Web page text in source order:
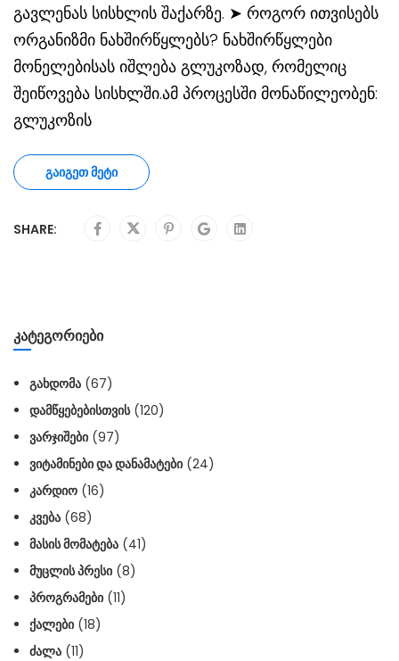
გავლენას სისხლის შაქარზე. ➤ როგორ ითვისებს
ორგანიზმი ნახშირწყლებს? ნახშირწყლები
მონელებისას იშლება გლუკოზად, რომელიც
შეიწოვება სისხლში.ამ პროცესში მონაწილეობენ:
გლუკოზის
ᲒᲐᲘᲒᲔᲗ ᲛᲔᲢᲘ
SHARE:
ᲙᲐᲢᲔᲒᲝᲠᲘᲔᲑᲘ
ᲒᲐᲮᲓᲝᲛᲐ (67)
ᲓᲐᲛᲬᲧᲔᲑᲔᲑᲘᲡᲗᲕᲘᲡ(120)
ᲕᲐᲠᲯᲘᲨᲔᲑᲘ (97)
ᲕᲘᲢᲐᲛᲘᲜᲔᲑᲘ ᲓᲐ ᲓᲐᲜᲐᲛᲐᲢᲔᲑᲘ (24)
ᲙᲐᲠᲓᲘᲝ (16)
ᲙᲕᲔᲑᲐ (68)
ᲛᲐᲡᲘᲡ ᲛᲝᲛᲐᲢᲔᲑᲐ (41)
ᲛᲣᲪᲚᲘᲡ ᲞᲠᲔᲡᲘ (8)
ᲞᲠᲝᲒᲠᲐᲛᲔᲑᲘ (11)
ᲥᲐᲚᲔᲑᲘ (18)
ᲫᲐᲚᲐ (11)